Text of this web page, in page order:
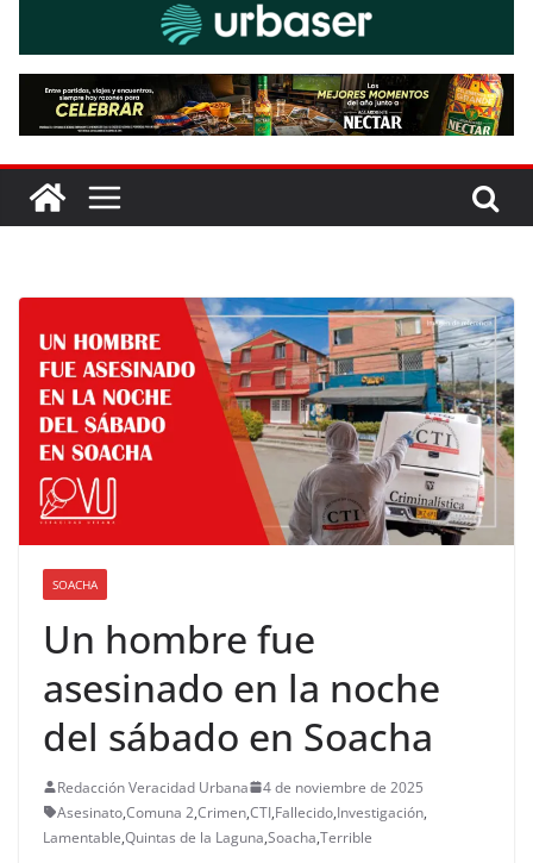
SOACHA
Un hombre fue
asesinado en la noche
del sábado en Soacha
Redacción Veracidad Urbana
4 de noviembre de 2025
Asesinato,Comuna 2,Crimen,CTI,Fallecido,Investigación,
Lamentable,Quintas de la Laguna,Soacha,Terrible